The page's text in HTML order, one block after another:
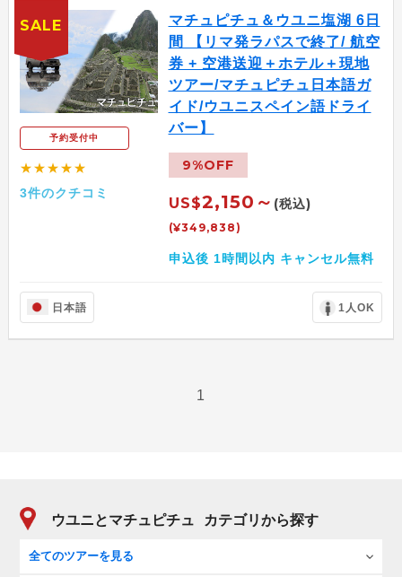
予約受付中
★★★★★
3件のクチコミ
マチュピチュ＆ウユニ塩湖 6日
間 【リマ発ラパスで終了/ 航空
券 + 空港送迎＋ホテル＋現地
ツアー/マチュピチュ日本語ガ
イド/ウユニスペイン語ドライ
バー】
9%OFF
US$2,150～ (税込)
(¥349,838)
申込後 1時間以内 キャンセル無料
日本語 1人OK
SALE
1
ウユニとマチュピチュ カテゴリから探す
全てのツアーを見る